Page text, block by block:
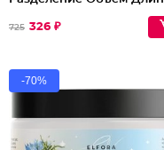
725 326 ₽
-70%